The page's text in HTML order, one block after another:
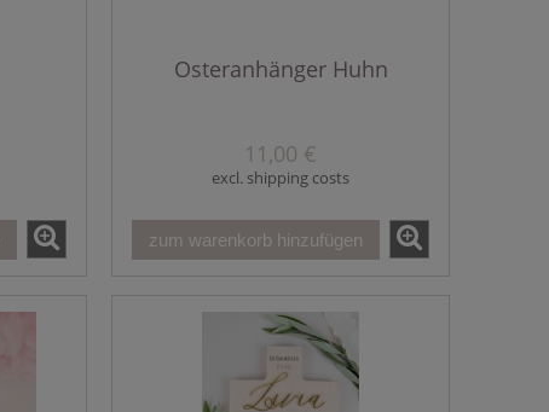
Osteranhänger Huhn
11,00 €
excl. shipping costs
zum warenkorb hinzufügen